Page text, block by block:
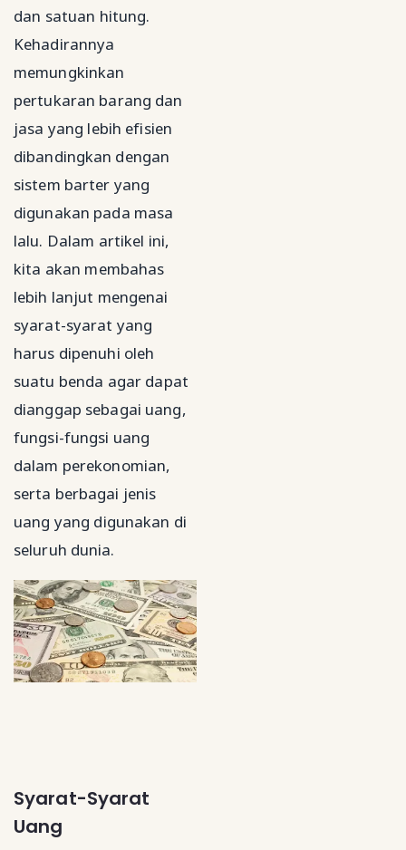
dan satuan hitung.
Kehadirannya
memungkinkan
pertukaran barang dan
jasa yang lebih efisien
dibandingkan dengan
sistem barter yang
digunakan pada masa
lalu. Dalam artikel ini,
kita akan membahas
lebih lanjut mengenai
syarat-syarat yang
harus dipenuhi oleh
suatu benda agar dapat
dianggap sebagai uang,
fungsi-fungsi uang
dalam perekonomian,
serta berbagai jenis
uang yang digunakan di
seluruh dunia.
Syarat-Syarat
Uang